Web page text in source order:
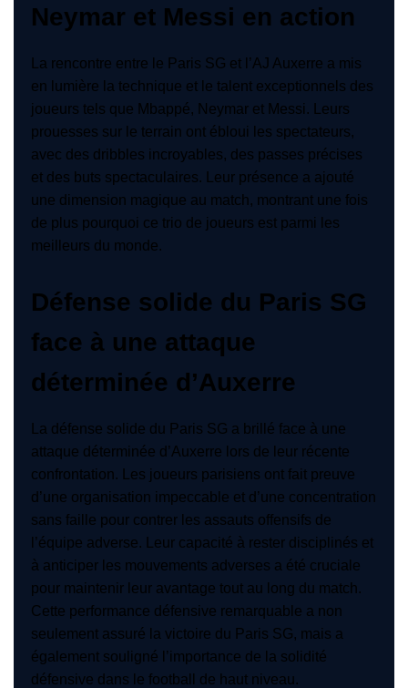
Neymar et Messi en action
La rencontre entre le Paris SG et l’AJ Auxerre a mis
en lumière la technique et le talent exceptionnels des
joueurs tels que Mbappé, Neymar et Messi. Leurs
prouesses sur le terrain ont ébloui les spectateurs,
avec des dribbles incroyables, des passes précises
et des buts spectaculaires. Leur présence a ajouté
une dimension magique au match, montrant une fois
de plus pourquoi ce trio de joueurs est parmi les
meilleurs du monde.
Défense solide du Paris SG
face à une attaque
déterminée d’Auxerre
La défense solide du Paris SG a brillé face à une
attaque déterminée d’Auxerre lors de leur récente
confrontation. Les joueurs parisiens ont fait preuve
d’une organisation impeccable et d’une concentration
sans faille pour contrer les assauts offensifs de
l’équipe adverse. Leur capacité à rester disciplinés et
à anticiper les mouvements adverses a été cruciale
pour maintenir leur avantage tout au long du match.
Cette performance défensive remarquable a non
seulement assuré la victoire du Paris SG, mais a
également souligné l’importance de la solidité
défensive dans le football de haut niveau.